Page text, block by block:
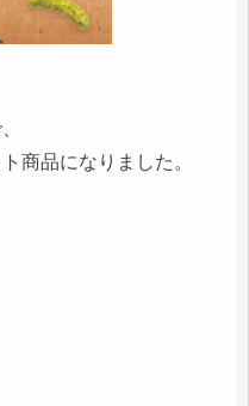
商品になりました。